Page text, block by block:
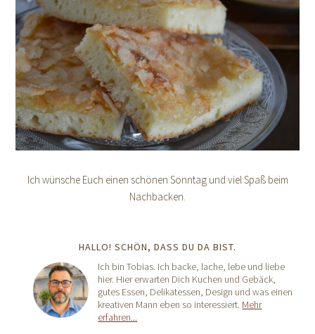
Ich wünsche Euch einen schönen Sonntag und viel Spaß beim
Nachbacken.
HALLO! SCHÖN, DASS DU DA BIST.
Ich bin Tobias. Ich backe, lache, lebe und liebe
hier. Hier erwarten Dich Kuchen und Gebäck,
gutes Essen, Delikatessen, Design und was einen
kreativen Mann eben so interessiert. Mehr
erfahren...